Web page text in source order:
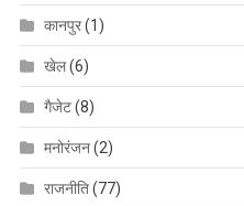
कानपुर(1)
खेल(6)
गैजेट(8)
मनोरंजन(2)
राजनीति(77)